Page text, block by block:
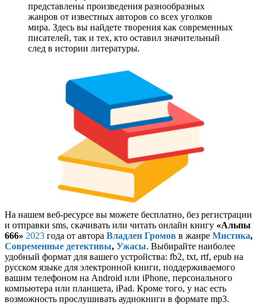
представлены произведения разнообразных
жанров от известных авторов со всех уголков
мира. Здесь вы найдете творения как современных
писателей, так и тех, кто оставил значительный
след в истории литературы.
На нашем веб-ресурсе вы можете бесплатно, без регистрации
и отправки sms, скачивать или читать онлайн книгу «Альпы
666» 2023 года от автора Владлен Громов в жанре Мистика,
Современные детективы, Ужасы. Выбирайте наиболее
удобный формат для вашего устройства: fb2, txt, rtf, epub на
русском языке для электронной книги, поддерживаемого
вашим телефоном на Android или iPhone, персонального
компьютера или планшета, iPad. Кроме того, у нас есть
возможность прослушивать аудиокниги в формате mp3.